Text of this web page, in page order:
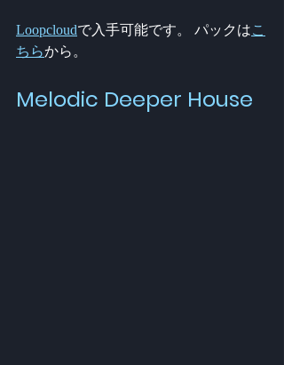
Loopcloudで入手可能です。 パックはこ
ちらから。
Melodic Deeper House